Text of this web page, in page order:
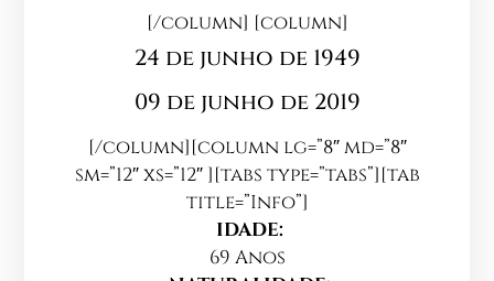
[/column] [column]
24 de junho de 1949
09 de junho de 2019
[/column][column lg=”8″ md=”8″
sm=”12″ xs=”12″ ][tabs type=”tabs”][tab
title=”Info”]
IDADE:
69 Anos